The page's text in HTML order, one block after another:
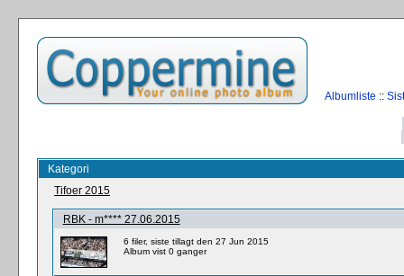
Albumliste ::
Kategori
Tifoer 2015
RBK - m**** 27.06.2015
6 filer, siste tillagt den 27 Jun 2015
Album vist 0 ganger